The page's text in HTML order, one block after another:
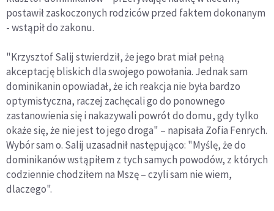
postawił zaskoczonych rodziców przed faktem dokonanym
- wstąpił do zakonu.
"Krzysztof Salij stwierdził, że jego brat miał pełną
akceptację bliskich dla swojego powołania. Jednak sam
dominikanin opowiadał, że ich reakcja nie była bardzo
optymistyczna, raczej zachęcali go do ponownego
zastanowienia się i nakazywali powrót do domu, gdy tylko
okaże się, że nie jest to jego droga" – napisała Zofia Fenrych.
Wybór sam o. Salij uzasadnił następująco: "Myślę, że do
dominikanów wstąpiłem z tych samych powodów, z których
codziennie chodziłem na Mszę – czyli sam nie wiem,
dlaczego".